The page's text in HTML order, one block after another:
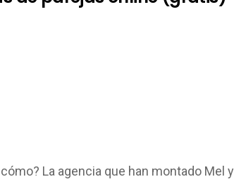
La agencia que han montado Mel y